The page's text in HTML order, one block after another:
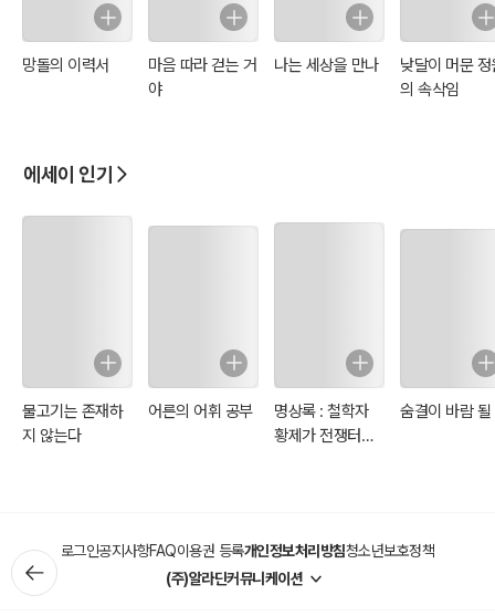
망돌의 이력서
마음 따라 걷는 거
야
나는 세상을 만나
낮달이 머문 정
의 속삭임
에세이 인기
물고기는 존재하
지 않는다
어른의 어휘 공부
명상록 : 철학자
황제가 전쟁터에
숨결이 바람 될
로그인공지사항FAQ이용권 등록개인정보처리방침청소년보호정책
(주)알라딘커뮤니케이션